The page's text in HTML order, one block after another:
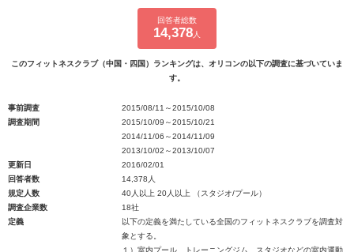
回答者総数
14,378 人
このフィットネスクラブ（中国・四国）ランキングは、オリコンの以下の調査に基づいていま
す。
事前調査
2015/08/11～2015/10/08
調査期間
2015/10/09～2015/10/21
2014/11/06～2014/11/09
2013/10/02～2013/10/07
更新日
2016/02/01
回答者数
14,378人
規定人数
40人以上 20人以上 （スタジオ/プール）
調査企業数
18社
定義
以下の定義を満たしている全国のフィットネスクラブを調査対
象とする。
１）室内プール、トレーニングジム、スタジオなどの室内運動